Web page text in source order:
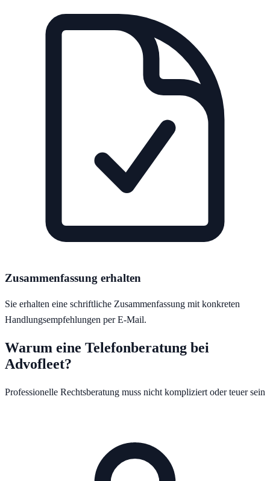
Zusammenfassung erhalten
Sie erhalten eine schriftliche Zusammenfassung mit konkreten
Handlungsempfehlungen per E-Mail.
Warum eine Telefonberatung bei
Advofleet?
Professionelle Rechtsberatung muss nicht kompliziert oder teuer sein